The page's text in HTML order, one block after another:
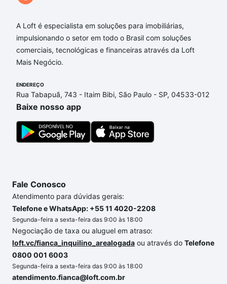
venda em Jardim Celeste, Sorocaba, SP?
Aqui na Loft temos a oferta ideal para você, com
Apartamentos com 3 banheiros à venda em Jardim
Celeste, Sorocaba, SP que custam a partir de R$ 0 e
com nossas opções de financiamento imobiliário as
ainda tem alguma dúvida dos custos envolvidos no
processo de compra, veja em nosso portal quanto
custa comprar um apartamento
gente para comprar o imóvel dos seus sonhos com
segurança e conforto. Loft, com você até as
A Loft é especialista em soluções para imobiliárias,
impulsionando o setor em todo o Brasil com soluções
comerciais, tecnológicas e financeiras através da Loft
Mais Negócio.
ENDEREÇO
Rua Tabapuã, 743 - Itaim Bibi, São Paulo - SP, 04533-012
Baixe nosso app
Fale Conosco
Atendimento para dúvidas gerais:
Telefone e WhatsApp: +55 11 4020-2208
Segunda-feira a sexta-feira das 9:00 às 18:00
Negociação de taxa ou aluguel em atraso:
loft.vc/fianca_inquilino_arealogada ou através do Telefone
0800 001 6003
Segunda-feira a sexta-feira das 9:00 às 18:00
atendimento.fianca@loft.com.br